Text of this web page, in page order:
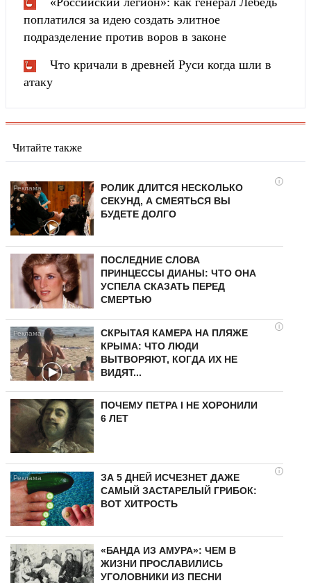
поплатился за идею создать элитное
подразделение против воров в законе
Что кричали в древней Руси когда шли в
атаку
Читайте также
i
РОЛИК ДЛИТСЯ НЕСКОЛЬКО
СЕКУНД, А СМЕЯТЬСЯ ВЫ
БУДЕТЕ ДОЛГО
ПОСЛЕДНИЕ СЛОВА
ПРИНЦЕССЫ ДИАНЫ: ЧТО ОНА
УСПЕЛА СКАЗАТЬ ПЕРЕД
СМЕРТЬЮ
i
СКРЫТАЯ КАМЕРА НА ПЛЯЖЕ
КРЫМА: ЧТО ЛЮДИ
ВЫТВОРЯЮТ, КОГДА ИХ НЕ
ВИДЯТ...
ПОЧЕМУ ПЕТРА I НЕ ХОРОНИЛИ
6 ЛЕТ
i
ЗА 5 ДНЕЙ ИСЧЕЗНЕТ ДАЖЕ
САМЫЙ ЗАСТАРЕЛЫЙ ГРИБОК:
ВОТ ХИТРОСТЬ
«БАНДА ИЗ АМУРА»: ЧЕМ В
ЖИЗНИ ПРОСЛАВИЛИСЬ
УГОЛОВНИКИ ИЗ ПЕСНИ